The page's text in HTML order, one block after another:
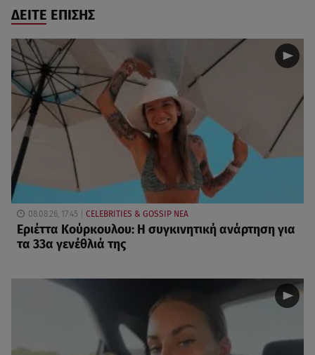
ΔΕΙΤΕ ΕΠΙΣΗΣ
08.08.26, 17:45 CELEBRITIES & GOSSIP ΝΕΑ
Εριέττα Κούρκουλου: Η συγκινητική ανάρτηση για
τα 33α γενέθλιά της